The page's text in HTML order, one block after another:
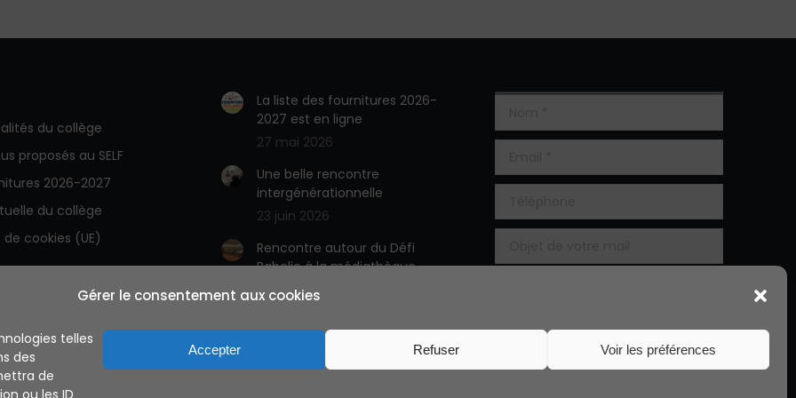
Gérer le consentement aux cookies
telles
des
de
ou les ID
Accepter Refuser Voir les préférences
du collège
proposés au SELF
2026-2027
du collège
de cookies (UE)
La liste des fournitures 2026-
2027 est en ligne
27 mai 2026
Une belle rencontre
intergénérationnelle
23 juin 2026
Rencontre autour du Défi
Babelio à la médiathèque
23 juin 2026
15 juin 2026